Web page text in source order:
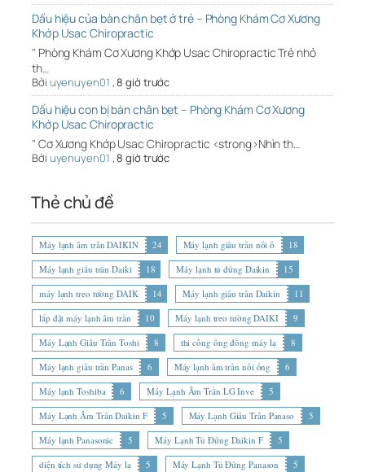
Dấu hiệu của bàn chân bẹt ở trẻ – Phòng Khám Cơ Xương
Khớp Usac Chiropractic
" Phòng Khám Cơ Xương Khớp Usac Chiropractic Trẻ nhỏ
th…
Bởi uyenuyen01 ,8 giờ trước
Dấu hiệu con bị bàn chân bẹt – Phòng Khám Cơ Xương
Khớp Usac Chiropractic
" Cơ Xương Khớp Usac Chiropractic <strong>Nhìn th…
Bởi uyenuyen01 ,8 giờ trước
Thẻ chủ đề
Máy lạnh âm trần DAIKIN 24 Máy lạnh giấu trần nối ố
18
Máy lạnh giấu trần Daiki
18 Máy lạnh tủ đứng Daikin
15
máy lạnh treo tường DAIK
14 Máy lạnh giấu trần Daikin
11
lắp đặt máy lạnh âm trần
10 Máy lạnh treo tường DAIKI
9
Máy Lạnh Giấu Trần Toshi
8 thi công ống đồng máy lạ
8
Máy lạnh giấu trần Panas
6 Máy lạnh âm trần nối ống
6
Máy lạnh Toshiba
6 Máy Lạnh Âm Trần LG Inve
5
Máy Lạnh Âm Trần Daikin F
5 Máy Lạnh Giấu Trần Panaso
5
Máy lạnh Panasonic
5 Máy Lạnh Tủ Đứng Daikin F
5
diện tích sử dụng Máy lạ
5 Máy Lạnh Tủ Đứng Panason 5